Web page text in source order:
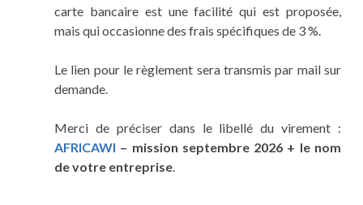
carte bancaire est une facilité qui est proposée,
mais qui occasionne des frais spécifiques de 3 %.
Le lien pour le règlement sera transmis par mail sur
demande.
Merci de préciser dans le libellé du virement :
AFRICAWI – mission septembre 2026 + le nom
de votre entreprise.